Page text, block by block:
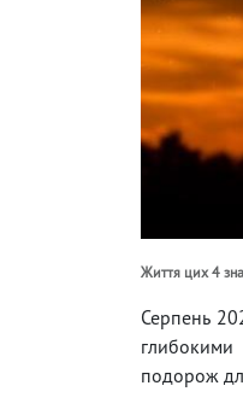
Життя цих 4
Серпень
подорож